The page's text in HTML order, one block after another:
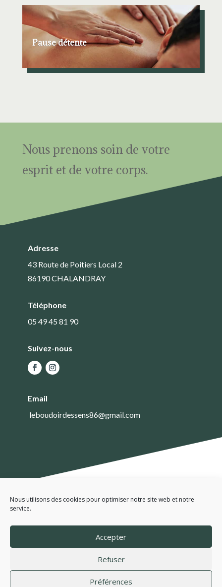
Nous utilisons des cookies pour optimiser notre site web et notre
service.
Accepter
Refuser
Préférences
Pause détente
Nous prenons soin de votre
esprit et de votre corps.
Adresse
43 Route de Poitiers Local 2
86190 CHALANDRAY
Téléphone
05 49 45 81 90
Suivez-nous
Email
leboudoirdessens86@gmail.com
Le Boudoir des Sens © 2021 Tous droits réservés –Mentions
Politique de confidentialité– Réalisé avec